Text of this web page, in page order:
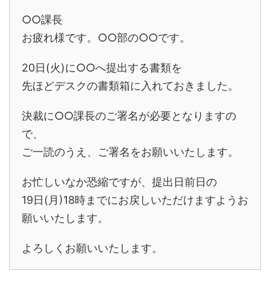
○○課長
お疲れ様です。○○部の○○です。
20日(火)に○○へ提出する書類を
先ほどデスクの書類箱に入れておきました。
決裁に○○課長のご署名が必要となりますの
で、
ご一読のうえ、ご署名をお願いいたします。
お忙しいなか恐縮ですが、提出日前日の
19日(月)18時までにお戻しいただけますようお
願いいたします。
よろしくお願いいたします。